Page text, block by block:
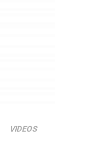
VIDEOS